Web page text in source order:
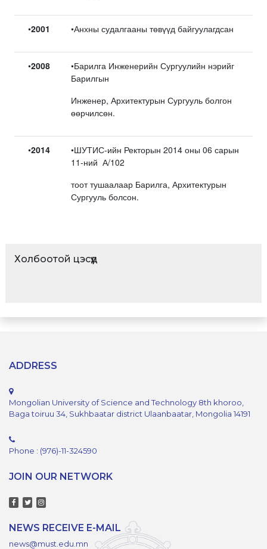
•2001 •Анхны судалгааны төвүүд байгуулагдсан
•2008
•Барилга Инженерийн Сургуулийн нэрийг
Барилгын
Инженер, Архитектурын Сургууль болгон
өөрчилсөн.
•2014
•ШУТИС-ийн Ректорын 2014 оны 06 сарын
11-ний А/102
тоот тушаалаар Барилга, Архитектурын
Сургууль болсон.
Холбоотой цэсүүд
ADDRESS
Mongolian University of Science and Technology 8th khoroo,
Baga toiruu 34, Sukhbaatar district Ulaanbaatar, Mongolia 14191
Phone : (976)-11-324590
JOIN OUR NETWORK
NEWS RECEIVE E-MAIL
news@must.edu.mn